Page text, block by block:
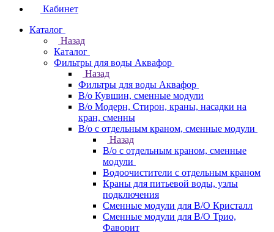
Кабинет
Каталог
Назад
Каталог
Фильтры для воды Аквафор
Назад
Фильтры для воды Аквафор
В/о Кувшин, сменные модули
В/о Модерн, Стирон, краны, насадки на
кран, сменны
В/о с отдельным краном, сменные модули
Назад
В/о с отдельным краном, сменные
модули
Водоочистители с отдельным краном
Краны для питьевой воды, узлы
подключения
Сменные модули для В/О Кристалл
Сменные модули для В/О Трио,
Фаворит